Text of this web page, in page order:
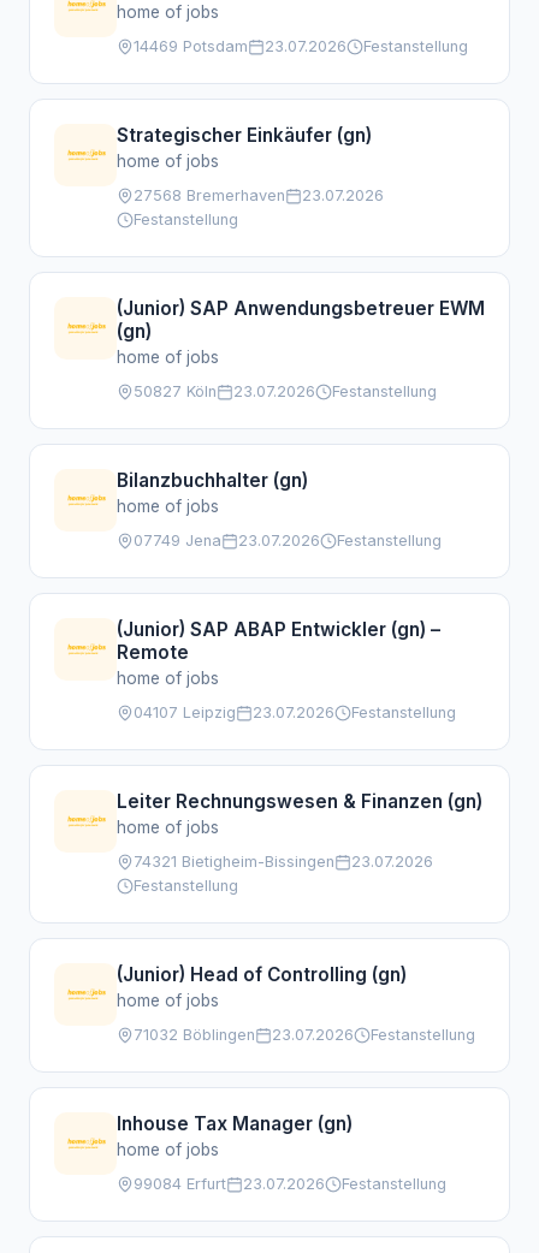
home of jobs
14469 Potsdam 23.07.2026 Festanstellung
Strategischer Einkäufer (gn)
home of jobs
27568 Bremerhaven
23.07.2026
Festanstellung
(Junior) SAP Anwendungsbetreuer EWM
(gn)
home of jobs
50827 Köln 23.07.2026 Festanstellung
Bilanzbuchhalter (gn)
home of jobs
07749 Jena 23.07.2026 Festanstellung
(Junior) SAP ABAP Entwickler (gn) –
Remote
home of jobs
04107 Leipzig 23.07.2026 Festanstellung
Leiter Rechnungswesen & Finanzen (gn)
home of jobs
74321 Bietigheim-Bissingen
23.07.2026
Festanstellung
(Junior) Head of Controlling (gn)
home of jobs
71032 Böblingen 23.07.2026 Festanstellung
Inhouse Tax Manager (gn)
home of jobs
99084 Erfurt 23.07.2026 Festanstellung